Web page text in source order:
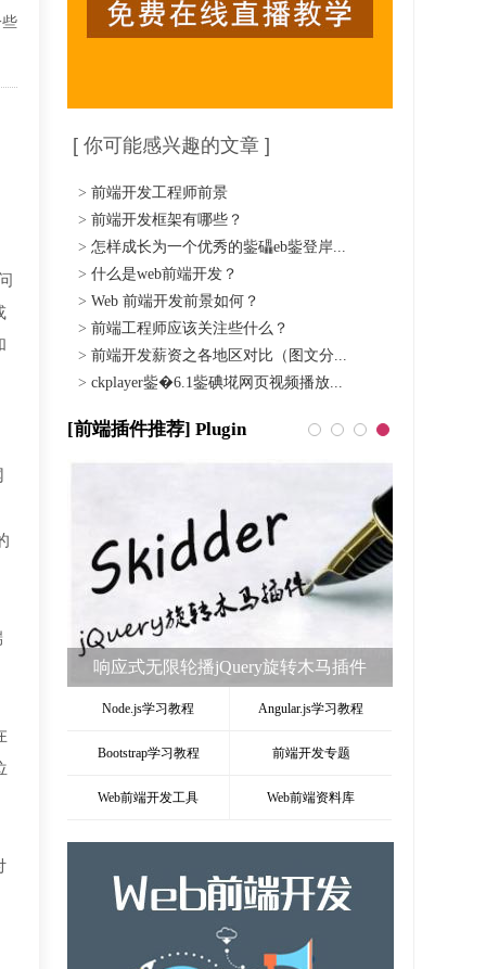
[ 你可能感兴趣的文章 ]
> 前端开发工程师前景
> 前端开发框架有哪些？
> 怎样成长为一个优秀的鈭礧eb鈭登岸...
> 什么是web前端开发？
> Web 前端开发前景如何？
> 前端工程师应该关注些什么？
> 前端开发薪资之各地区对比（图文分...
> ckplayer鈭�6.1鈭碘埖网页视频播放...
[前端插件推荐] Plugin
响应式无限轮播jQuery旋转木马插件
Node.js学习教程 Angular.js学习教程
Bootstrap学习教程 前端开发专题
Web前端开发工具 Web前端资料库